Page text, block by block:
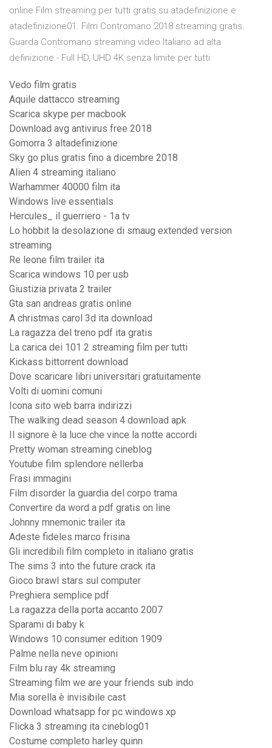
online.Film streaming per tutti gratis su atadefinizione e
atadefinizione01. Film Contromano 2018 streaming gratis.
Guarda Contromano streaming video Italiano ad alta
definizione - Full HD, UHD 4K senza limite per tutti.
Vedo film gratis
Aquile dattacco streaming
Scarica skype per macbook
Download avg antivirus free 2018
Gomorra 3 altadefinizione
Sky go plus gratis fino a dicembre 2018
Alien 4 streaming italiano
Warhammer 40000 film ita
Windows live essentials
Hercules_ il guerriero - 1a tv
Lo hobbit la desolazione di smaug extended version
streaming
Re leone film trailer ita
Scarica windows 10 per usb
Giustizia privata 2 trailer
Gta san andreas gratis online
A christmas carol 3d ita download
La ragazza del treno pdf ita gratis
La carica dei 101 2 streaming film per tutti
Kickass bittorrent download
Dove scaricare libri universitari gratuitamente
Volti di uomini comuni
Icona sito web barra indirizzi
The walking dead season 4 download apk
Il signore è la luce che vince la notte accordi
Pretty woman streaming cineblog
Youtube film splendore nellerba
Frasi immagini
Film disorder la guardia del corpo trama
Convertire da word a pdf gratis on line
Johnny mnemonic trailer ita
Adeste fideles marco frisina
Gli incredibili film completo in italiano gratis
The sims 3 into the future crack ita
Gioco brawl stars sul computer
Preghiera semplice pdf
La ragazza della porta accanto 2007
Sparami di baby k
Windows 10 consumer edition 1909
Palme nella neve opinioni
Film blu ray 4k streaming
Streaming film we are your friends sub indo
Mia sorella è invisibile cast
Download whatsapp for pc windows xp
Flicka 3 streaming ita cineblog01
Costume completo harley quinn